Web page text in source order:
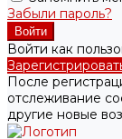
Забыли пароль?
Войти как
После
отслеживание
другие новые